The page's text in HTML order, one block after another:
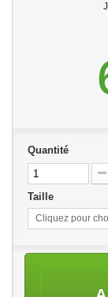
Quantité
Taille
Cliquez pour